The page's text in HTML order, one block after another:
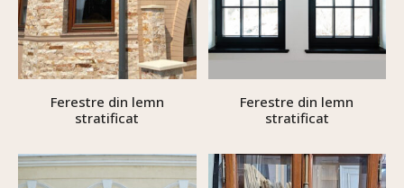
Ferestre din lemn
stratificat
Ferestre din lemn
stratificat